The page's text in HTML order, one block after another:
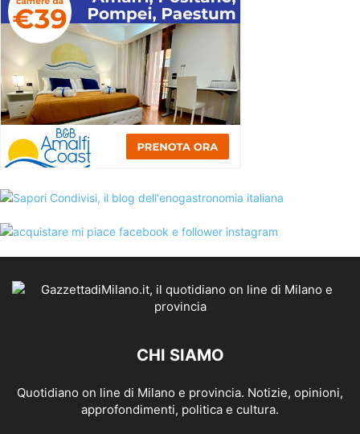
CHI SIAMO
Quotidiano on line di Milano e provincia. Notizie, opinioni,
approfondimenti, politica e cultura.